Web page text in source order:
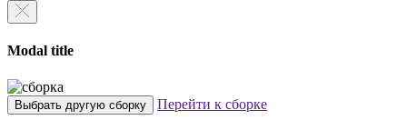
Modal title
Выбрать другую сборку Перейти к сборке